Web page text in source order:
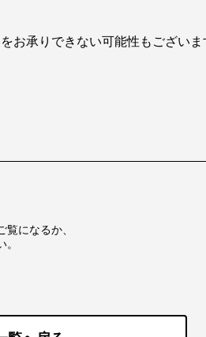
お承りできない可能性もございま
覧になるか、